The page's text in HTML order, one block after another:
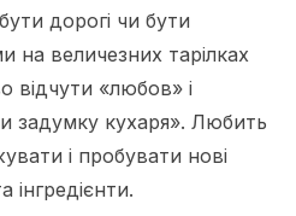
дорогі чи бути
на величезних тарілках
відчути «любов» і
задумку кухаря». Любить
і пробувати нові
інгредієнти.